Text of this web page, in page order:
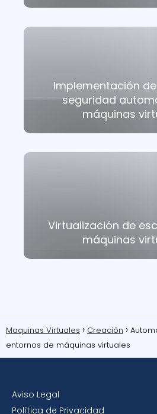
Implementación
seguridad
máquinas
Virtualización de
máquinas
Maquinas Virtuales Creación
entornos de máquinas virtuales
Aviso Legal
Política de Privacidad